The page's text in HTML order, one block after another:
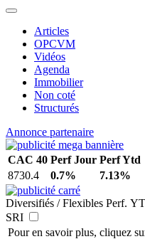
Articles
OPCVM
Vidéos
Agenda
Immobilier
Non coté
Structurés
Annonce partenaire
CAC 40 Perf Jour Perf Ytd
8730.4
0.7% 7.13%
Diversifiés / Flexibles Perf.
SRI
Pour en savoir plus, cliquez